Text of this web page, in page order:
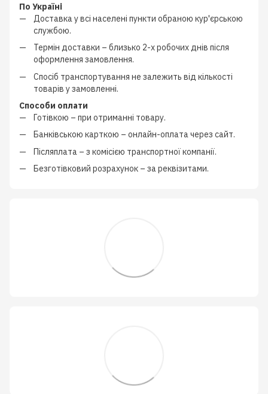
По Україні
Доставка у всі населені пункти обраною кур'єрською
службою.
Термін доставки – близько 2-х робочих днів після
оформлення замовлення.
Спосіб транспортування не залежить від кількості
товарів у замовленні.
Способи оплати
Готівкою – при отриманні товару.
Банківською карткою – онлайн-оплата через сайт.
Післяплата – з комісією транспортної компанії.
Безготівковий розрахунок – за реквізитами.